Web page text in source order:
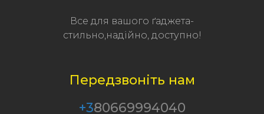
Все для вашого ґаджета-
стильно,надійно, доступно!
Передзвоніть нам
+380669994040